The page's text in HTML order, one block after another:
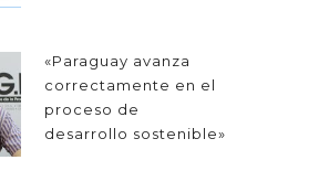
«Paraguay avanza
correctamente en el
proceso de
desarrollo sostenible»